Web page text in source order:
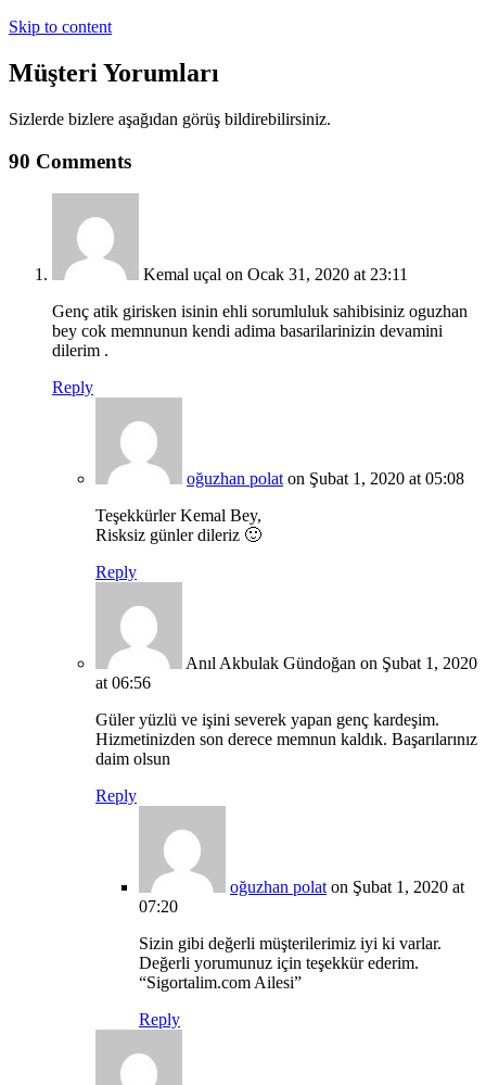
Skip to content
Müşteri Yorumları
Sizlerde bizlere aşağıdan görüş bildirebilirsiniz.
90 Comments
Kemal uçal on Ocak 31, 2020 at 23:11
Genç atik girisken isinin ehli sorumluluk sahibisiniz oguzhan
bey cok memnunun kendi adima basarilarinizin devamini
dilerim .
Reply
oğuzhan polat on Şubat 1, 2020 at 05:08
Teşekkürler Kemal Bey,
Risksiz günler dileriz 🙂
Reply
Anıl Akbulak Gündoğan on Şubat 1, 2020
at 06:56
Güler yüzlü ve işini severek yapan genç kardeşim.
Hizmetinizden son derece memnun kaldık. Başarılarınız
daim olsun
Reply
oğuzhan polat on Şubat 1, 2020 at
07:20
Sizin gibi değerli müşterilerimiz iyi ki varlar.
Değerli yorumunuz için teşekkür ederim.
“Sigortalim.com Ailesi”
Reply